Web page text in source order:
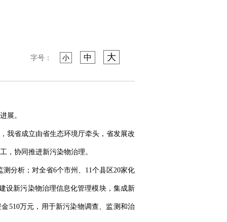
字号： 小 中 大
展。
我省成立由省生态环境厅牵头，省发展改
，协同推进新污染物治理。
分析；对全省6个市州、11个县区20家化
设新污染物治理信息化管理模块，集成新
510万元，用于新污染物调查、监测和治